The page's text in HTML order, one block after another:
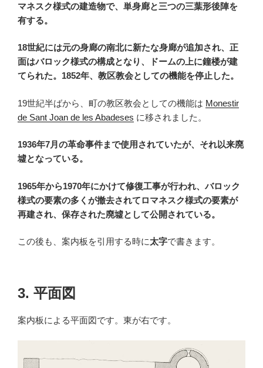
マネスク様式の建造物で、単身廊と三つの三葉形後陣を
有する。
18世紀には元の身廊の南北に新たな身廊が追加され、正
面はバロック様式の構成となり、ドームの上に鐘楼が建
てられた。1852年、教区教会としての機能を停止した。
19世紀半ばから、町の教区教会としての機能は Monestir
de Sant Joan de les Abadeses に移されました。
1936年7月の革命事件まで使用されていたが、それ以来廃
墟となっている。
1965年から1970年にかけて修復工事が行われ、バロック
様式の要素の多くが撤去されてロマネスク様式の要素が
再建され、保存された廃墟として公開されている。
この後も、案内板を引用する時に太字で書きます。
3. 平面図
案内板による平面図です。東が右です。